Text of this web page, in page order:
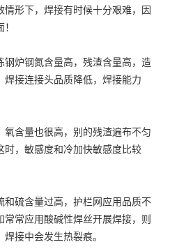
形下，焊接有时候十分艰难，因
炉钢氮含量高，残渣含量高，造
接连接头品质降低，焊接能力
含量也很高，别的残渣遍布不匀
，敏感度和冷加快敏感度比较
硫含量过高，护栏网应用品质不
常应用酸碱性焊丝开展焊接，则
接中会发生热裂痕。